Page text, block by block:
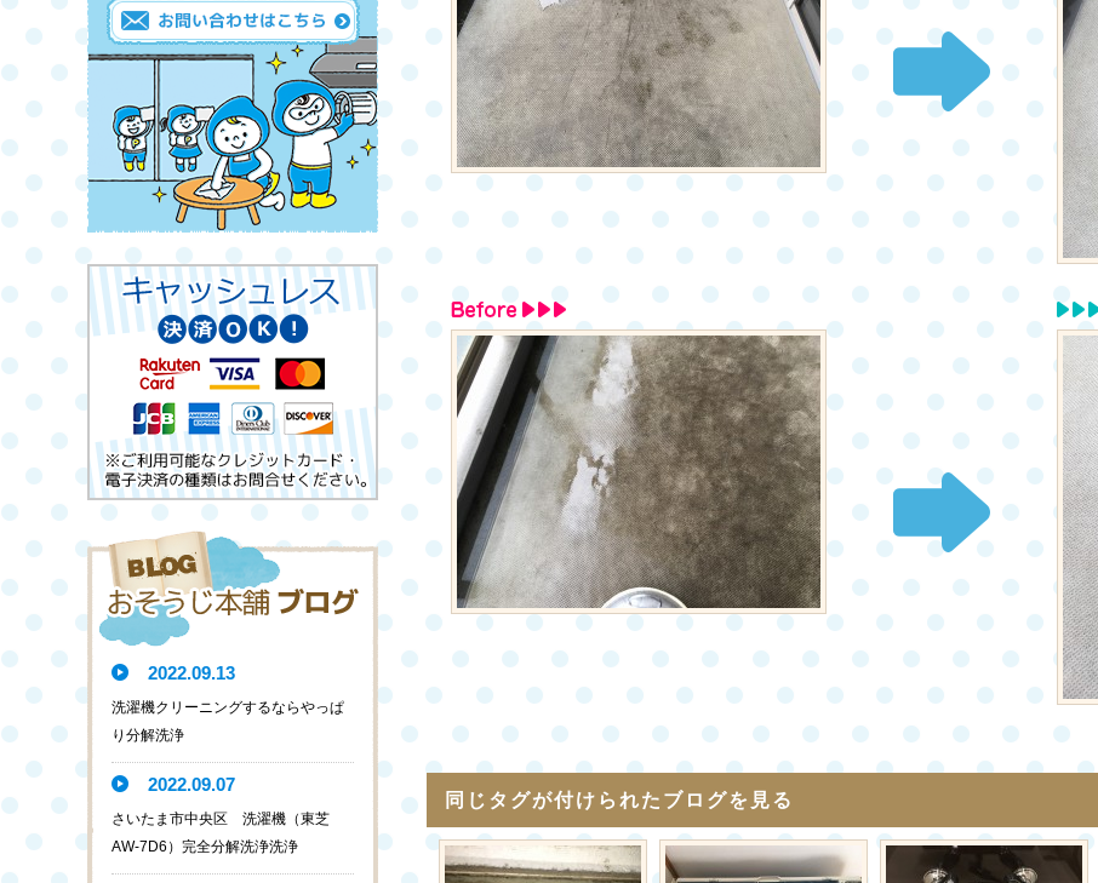
同じタグが付けられたブログを見る
2022.09.13
洗濯機クリーニングするならやっぱ
り分解洗浄
2022.09.07
さいたま市中央区 洗濯機（東芝
AW-7D6）完全分解洗浄洗浄